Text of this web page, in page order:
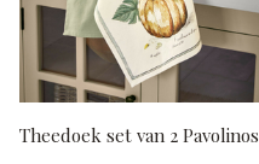
Theedoek set van 2 Pavolinos